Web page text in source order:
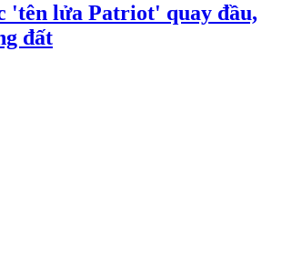
'tên lửa Patriot' quay đầu,
đất